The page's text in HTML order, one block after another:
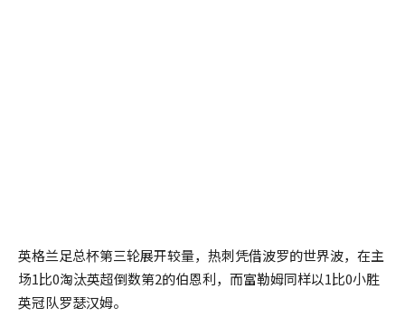
英格兰足总杯第三轮展开较量，热刺凭借波罗的世界波，在主
场1比0淘汰英超倒数第2的伯恩利，而富勒姆同样以1比0小胜
英冠队罗瑟汉姆。